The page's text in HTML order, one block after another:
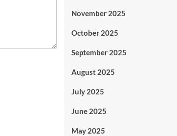
November 2025
October 2025
September 2025
August 2025
July 2025
June 2025
May 2025